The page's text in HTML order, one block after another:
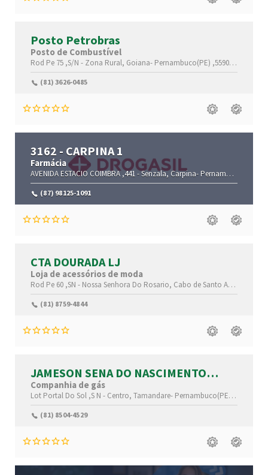
Posto Petrobras
Posto de Combustível
Rod Pe 75 ,S/N - Zona Rural, Goiana- Pernambuco(PE) ,55900-000
(81) 3626-0485
3162 - CARPINA 1
Farmácia
AVENIDA ESTACIO COIMBRA ,441 -Senzala, Carpina- Pernambuco(PE)
(87) 98125-1091
CTA DOURADA LJ
Loja de acessórios de moda
Rod Pe 60 ,SN - Nossa Senhora Do Rosario, Cabo de Santo Agostinho-
(81) 8759-4844
JAMESON SENA DO NASCIMENTO
JUNIOR AGUA E GAS ME
Companhia de gás
Lot Portal Do Sol ,S N - Centro, Tamandare- Pernambuco(PE) ,55578-000
(81) 8504-4529